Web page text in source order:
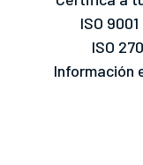
ISO
ISO
Información